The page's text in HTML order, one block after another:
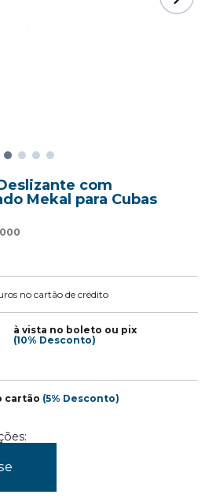
com
Mekal para Cubas
no cartão de crédito
à vista no boleto ou pix
(10% Desconto)
cartão (5% Desconto)